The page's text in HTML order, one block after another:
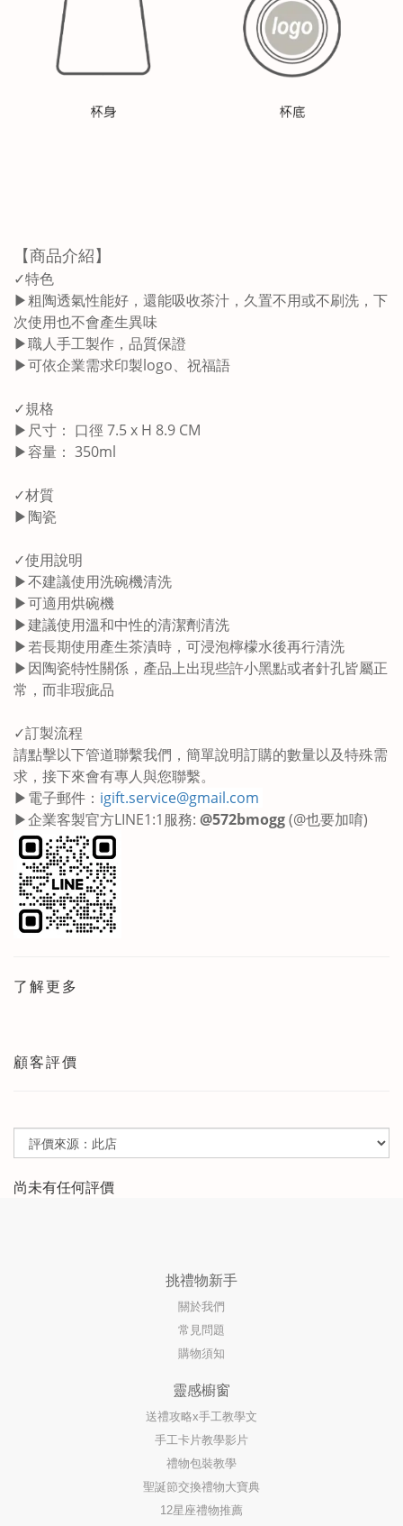
【商品介紹】
✓特色
▶粗陶透氣性能好，還能吸收茶汁，久置不用或不刷洗，下
次使用也不會產生異味
▶職人手工製作，品質保證
▶可依企業需求印製logo、祝福語
✓規格
▶尺寸： 口徑 7.5 x H 8.9 CM
▶容量： 350ml
✓材質
▶陶瓷
✓使用說明
▶不建議使用洗碗機清洗
▶可適用烘碗機
▶建議使用溫和中性的清潔劑清洗
▶若長期使用產生茶漬時，可浸泡檸檬水後再行清洗
▶因陶瓷特性關係，產品上出現些許小黑點或者針孔皆屬正
常，而非瑕疵品
✓訂製流程
請點擊以下管道聯繫我們，簡單說明訂購的數量以及特殊需
求，接下來會有專人與您聯繫。
▶電子郵件： igift.service@gmail.com
▶企業客製官方LINE1:1服務: @572bmogg(@也要加唷)
了解更多
顧客評價
尚未有任何評價
挑禮物新手
關於我們
常見問題
購物須知
靈感櫥窗
送禮攻略x手工教學文
手工卡片教學影片
禮物包裝教學
聖誕節交換禮物大寶典
12星座禮物推薦